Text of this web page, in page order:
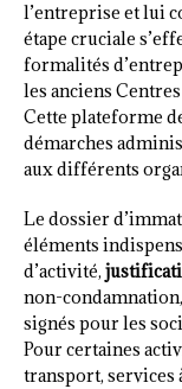
l’entreprise et lui
étape cruciale
formalités
les anciens
Cette plateforme
démarches
aux différents
Le dossier
éléments
d’activité,
non-
signés pour les
Pour certaines
transport, services